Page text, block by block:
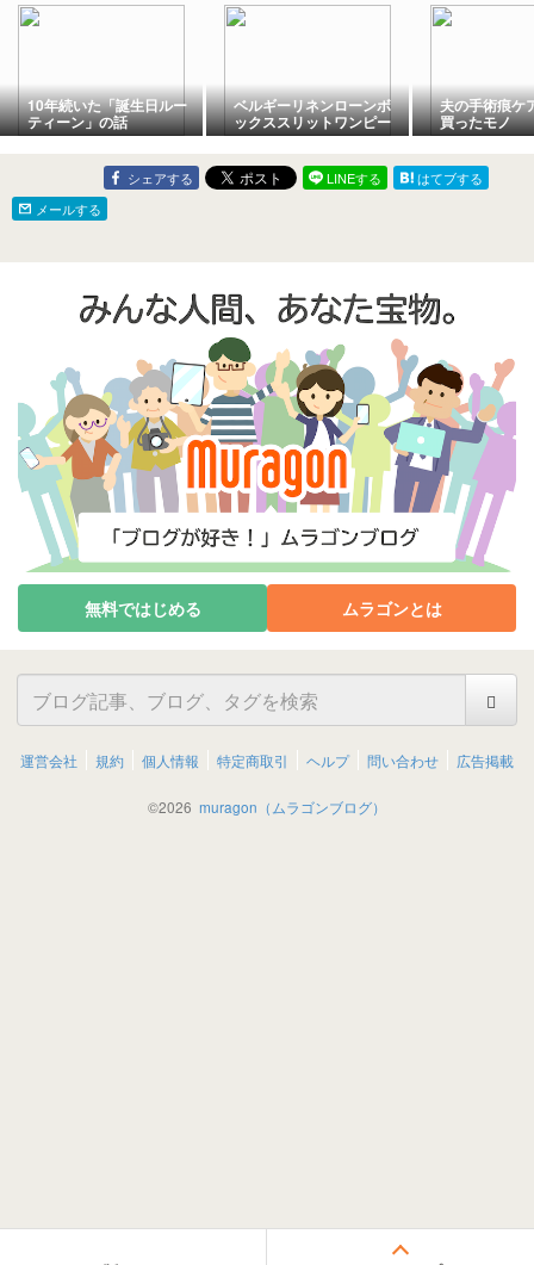
10年続いた「誕生日ルー
ティーン」の話
ベルギーリネンローンボ
ックススリットワンピー
ス スモーキーサックスを
制作中です
夫の手術痕ケ
買ったモノ
シェアする LINEする
はてブする
メールする
無料ではじめる ムラゴンとは
運営会社 規約 個人情報 特定商取引 ヘルプ 問い合わせ 広告掲載
©2026 muragon（ムラゴンブログ）